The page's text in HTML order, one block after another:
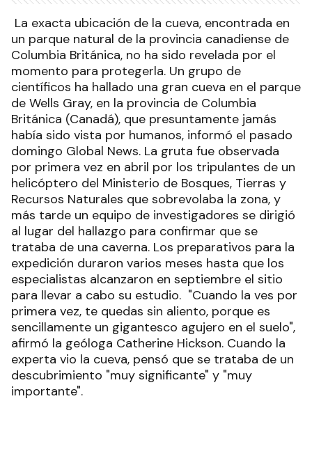
La exacta ubicación de la cueva, encontrada en
un parque natural de la provincia canadiense de
Columbia Británica, no ha sido revelada por el
momento para protegerla. Un grupo de
científicos ha hallado una gran cueva en el parque
de Wells Gray, en la provincia de Columbia
Británica (Canadá), que presuntamente jamás
había sido vista por humanos, informó el pasado
domingo Global News. La gruta fue observada
por primera vez en abril por los tripulantes de un
helicóptero del Ministerio de Bosques, Tierras y
Recursos Naturales que sobrevolaba la zona, y
más tarde un equipo de investigadores se dirigió
al lugar del hallazgo para confirmar que se
trataba de una caverna. Los preparativos para la
expedición duraron varios meses hasta que los
especialistas alcanzaron en septiembre el sitio
para llevar a cabo su estudio. "Cuando la ves por
primera vez, te quedas sin aliento, porque es
sencillamente un gigantesco agujero en el suelo",
afirmó la geóloga Catherine Hickson. Cuando la
experta vio la cueva, pensó que se trataba de un
descubrimiento "muy significante" y "muy
importante".